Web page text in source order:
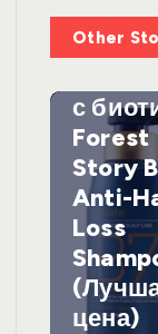
Other
волос
против
с
Forest
Story
Anti-
Loss
цена)